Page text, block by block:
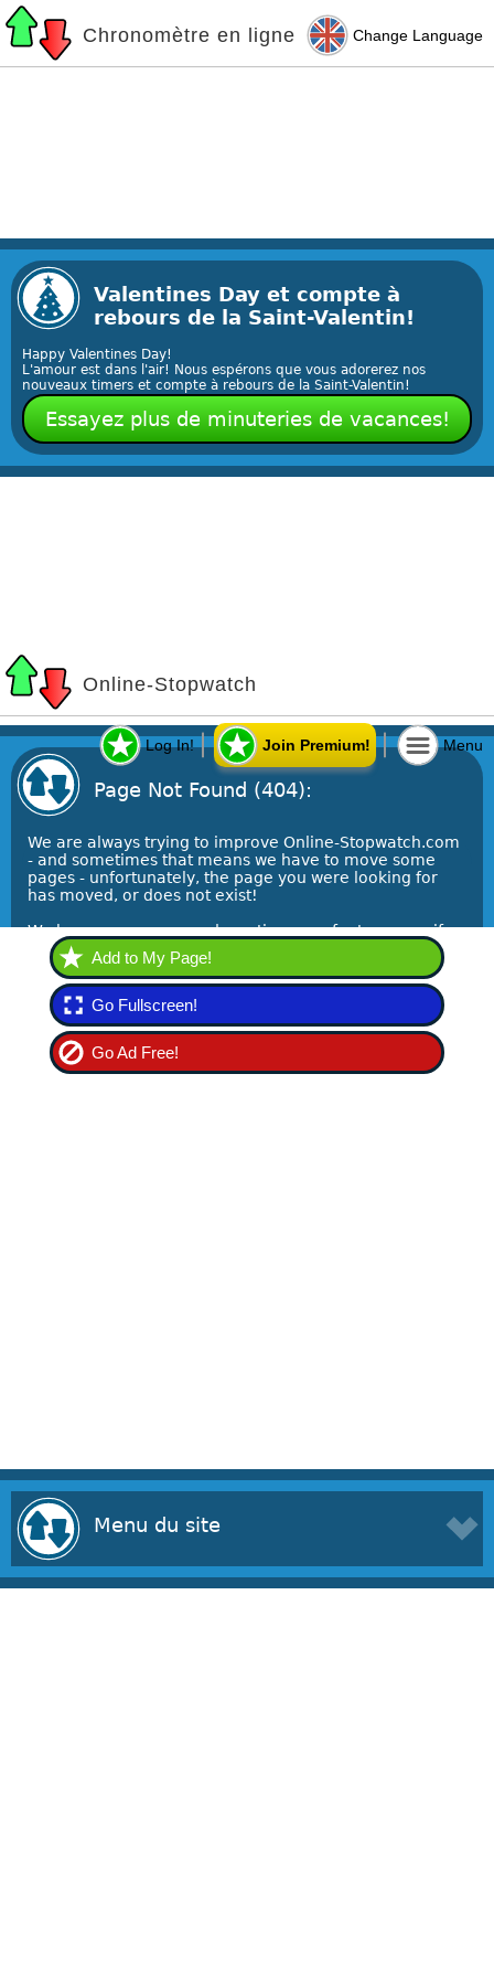
Chronomètre en ligne Change Language
Valentines Day et compte à
rebours de la Saint-Valentin!
Happy Valentines Day!
L'amour est dans l'air! Nous espérons que vous adorerez nos
nouveaux timers et compte à rebours de la Saint-Valentin!
Essayez plus de minuteries de vacances!
Add to My Page!
Go Fullscreen!
Go Ad Free!
Menu du site